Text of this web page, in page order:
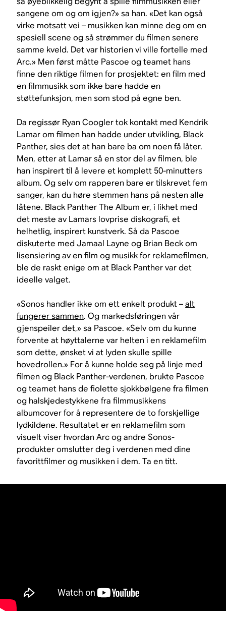
sangene om og om igjen?» sa han. «Det kan også
virke motsatt vei – musikken kan minne deg om en
spesiell scene og så strømmer du filmen senere
samme kveld. Det var historien vi ville fortelle med
Arc.» Men først måtte Pascoe og teamet hans
finne den riktige filmen for prosjektet: en film med
en filmmusikk som ikke bare hadde en
støttefunksjon, men som stod på egne ben.
Da regissør Ryan Coogler tok kontakt med Kendrik
Lamar om filmen han hadde under utvikling, Black
Panther, sies det at han bare ba om noen få låter.
Men, etter at Lamar så en stor del av filmen, ble
han inspirert til å levere et komplett 50-minutters
album. Og selv om rapperen bare er tilskrevet fem
sanger, kan du høre stemmen hans på nesten alle
låtene. Black Panther The Album er, i likhet med
det meste av Lamars lovprise diskografi, et
helhetlig, inspirert kunstverk. Så da Pascoe
diskuterte med Jamaal Layne og Brian Beck om
lisensiering av en film og musikk for reklamefilmen,
ble de raskt enige om at Black Panther var det
ideelle valget.
«Sonos handler ikke om ett enkelt produkt –alt
fungerer sammen. Og markedsføringen vår
gjenspeiler det,» sa Pascoe. «Selv om du kunne
forvente at høyttalerne var helten i en reklamefilm
som dette, ønsket vi at lyden skulle spille
hovedrollen.» For å kunne holde seg på linje med
filmen og Black Panther-verdenen, brukte Pascoe
og teamet hans de fiolette sjokkbølgene fra filmen
og halskjedestykkene fra filmmusikkens
albumcover for å representere de to forskjellige
lydkildene. Resultatet er en reklamefilm som
visuelt viser hvordan Arc og andre Sonos-
produkter omslutter deg i verdenen med dine
favorittfilmer og musikken i dem. Ta en titt.